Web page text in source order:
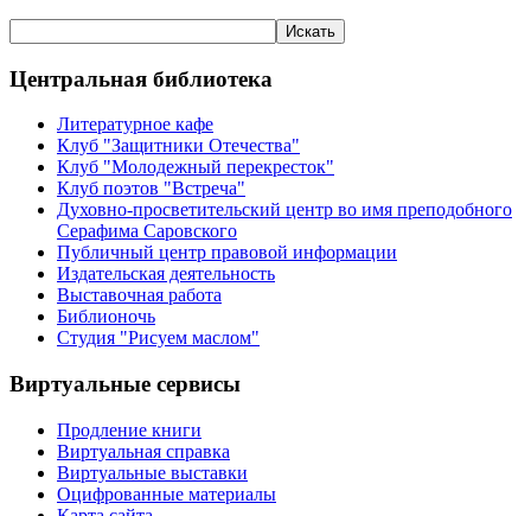
Центральная библиотека
Литературное кафе
Клуб "Защитники Отечества"
Клуб "Молодежный перекресток"
Клуб поэтов "Встреча"
Духовно-просветительский центр во имя преподобного
Серафима Саровского
Публичный центр правовой информации
Издательская деятельность
Выставочная работа
Библионочь
Студия "Рисуем маслом"
Виртуальные сервисы
Продление книги
Виртуальная справка
Виртуальные выставки
Оцифрованные материалы